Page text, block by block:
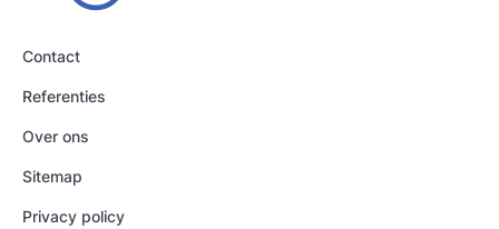
Contact
Referenties
Over ons
Sitemap
Privacy policy